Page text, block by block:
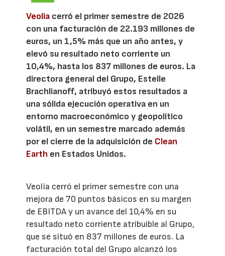
Veolia cerró el primer semestre de 2026
con una facturación de 22.193 millones de
euros, un 1,5% más que un año antes, y
elevó su resultado neto corriente un
10,4%, hasta los 837 millones de euros. La
directora general del Grupo, Estelle
Brachlianoff, atribuyó estos resultados a
una sólida ejecución operativa en un
entorno macroeconómico y geopolítico
volátil, en un semestre marcado además
por el cierre de la adquisición de Clean
Earth en Estados Unidos.
Veolia cerró el primer semestre con una
mejora de 70 puntos básicos en su margen
de EBITDA y un avance del 10,4% en su
resultado neto corriente atribuible al Grupo,
que se situó en 837 millones de euros. La
facturación total del Grupo alcanzó los